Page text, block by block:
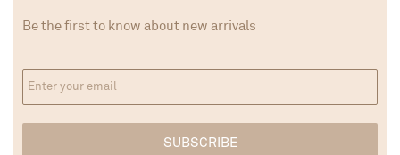
Be the first to know about new arrivals